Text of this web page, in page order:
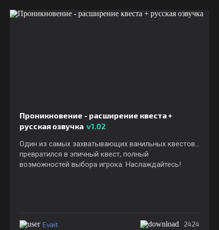
Проникновение - расширение квеста +
русская озвучка v1.02
Один из самых захватывающих ванильных квестов...
превратился в эпичный квест, полный
возможностей выбора игрока. Наслаждайтесь!
Evait 2424